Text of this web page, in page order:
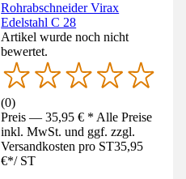
Rohrabschneider Virax
Edelstahl C 28
Artikel wurde noch nicht
bewertet.
(0)
Preis — 35,95 € * Alle Preise
inkl. MwSt. und ggf. zzgl.
Versandkosten pro ST35,95
€*/ ST